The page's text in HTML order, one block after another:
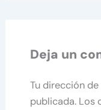
Deja un
Tu dirección
publicada. Los